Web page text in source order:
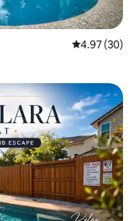
レビュー30
4.97 (30)